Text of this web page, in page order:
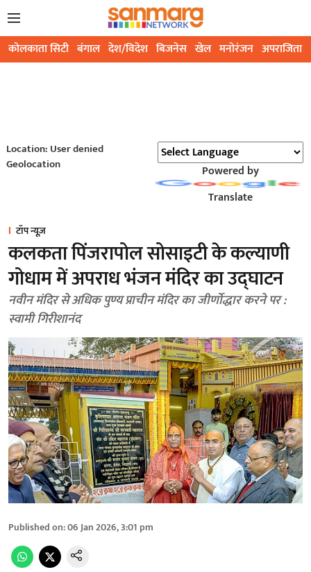
कोलकाता सिटी बंगाल देश/विदेश बिजनेस खेल मनोरंजन अपराजिता
Location: User denied
Geolocation
Powered by
Translate
टॉप न्यूज़
कलकता पिंजरापोल सोसाइटी के कल्याणी
गोधाम में अपराध भंजन मंदिर का उद्घाटन
नवीन मंदिर से अधिक पुण्य प्राचीन मंदिर का जीर्णोद्धार करने पर :
स्वामी गिरीशानंद
Published on:06 Jan 2026, 3:01 pm